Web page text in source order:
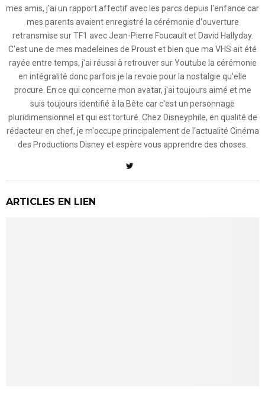
mes amis, j'ai un rapport affectif avec les parcs depuis l'enfance car
mes parents avaient enregistré la cérémonie d'ouverture
retransmise sur TF1 avec Jean-Pierre Foucault et David Hallyday.
C'est une de mes madeleines de Proust et bien que ma VHS ait été
rayée entre temps, j'ai réussi à retrouver sur Youtube la cérémonie
en intégralité donc parfois je la revoie pour la nostalgie qu'elle
procure. En ce qui concerne mon avatar, j'ai toujours aimé et me
suis toujours identifié à la Bête car c'est un personnage
pluridimensionnel et qui est torturé. Chez Disneyphile, en qualité de
rédacteur en chef, je m'occupe principalement de l'actualité Cinéma
des Productions Disney et espère vous apprendre des choses.
ARTICLES EN LIEN